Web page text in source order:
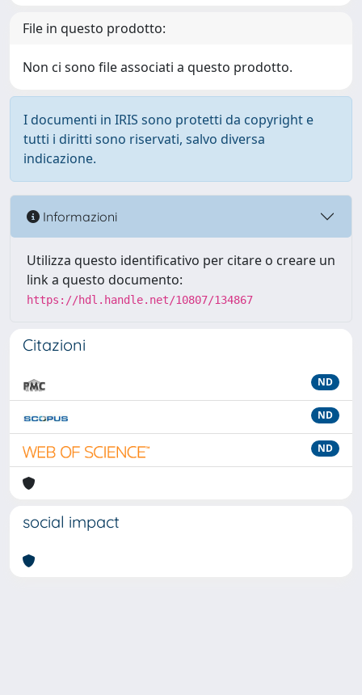
File in questo prodotto:
Non ci sono file associati a questo prodotto.
I documenti in IRIS sono protetti da copyright e
tutti i diritti sono riservati, salvo diversa
indicazione.
Informazioni
Utilizza questo identificativo per citare o creare un
link a questo documento:
https://hdl.handle.net/10807/134867
Citazioni
ND
ND
ND
social impact